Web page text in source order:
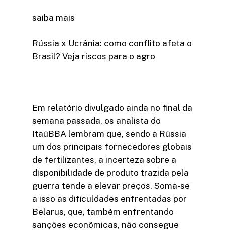
saiba mais
Rússia x Ucrânia: como conflito afeta o
Brasil? Veja riscos para o agro
Em relatório divulgado ainda no final da
semana passada, os analista do
ItaúBBA lembram que, sendo a Rússia
um dos principais fornecedores globais
de fertilizantes, a incerteza sobre a
disponibilidade de produto trazida pela
guerra tende a elevar preços. Soma-se
a isso as dificuldades enfrentadas por
Belarus, que, também enfrentando
sanções econômicas, não consegue